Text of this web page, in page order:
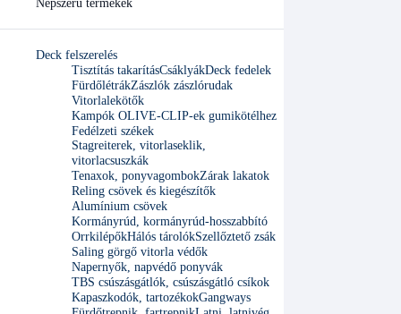
Deck felszerelés
Tisztítás takarításCsáklyákDeck fedelek
FürdőlétrákZászlók zászlórudak
Vitorlalekötők
Kampók OLIVE-CLIP-ek gumikötélhez
Fedélzeti székek
Stagreiterek, vitorlaseklik,
vitorlacsuszkák
Tenaxok, ponyvagombokZárak lakatok
Reling csövek és kiegészítők
Alumínium csövek
Kormányrúd, kormányrúd-hosszabbító
OrrkilépőkHálós tárolókSzellőztető zsák
Saling görgő vitorla védők
Napernyők, napvédő ponyvák
TBS csúszásgátlók, csúszásgátló csíkok
Kapaszkodók, tartozékokGangways